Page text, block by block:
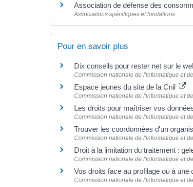
Association de défense des
Associations spécifiques et fondations
Pour en savoir plus
Dix conseils pour rester net sur le
Commission nationale de l'informatique et
Espace jeunes du site de la Cnil
Commission nationale de l'informatique et
Les droits pour maîtriser vos
Commission nationale de l'informatique et
Trouver les coordonnées d'un
Commission nationale de l'informatique et
Droit à la limitation du traitement :
Commission nationale de l'informatique et
Vos droits face au profilage ou à une
Commission nationale de l'informatique et